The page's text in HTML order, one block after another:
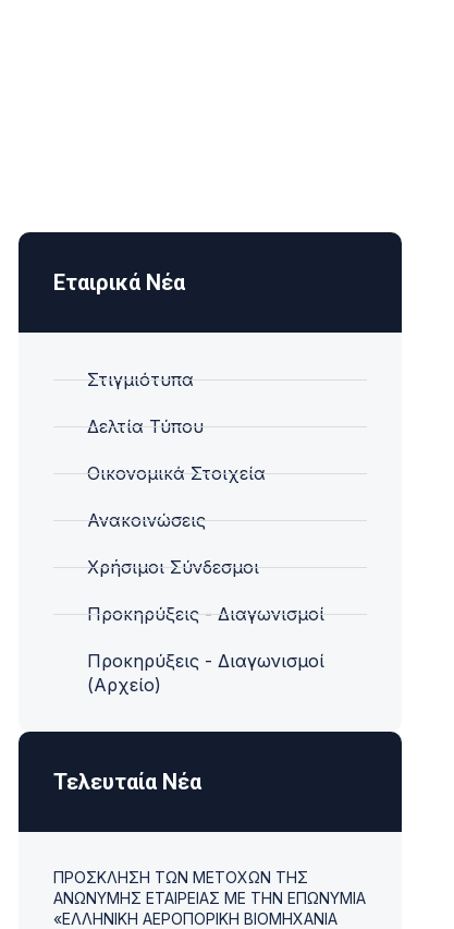
Εταιρικά Νέα
Στιγμιότυπα
Δελτία Τύπου
Οικονομικά Στοιχεία
Ανακοινώσεις
Χρήσιμοι Σύνδεσμοι
Προκηρύξεις - Διαγωνισμοί
Προκηρύξεις - Διαγωνισμοί
(Αρχείο)
Τελευταία Νέα
ΠΡΟΣΚΛΗΣΗ ΤΩΝ ΜΕΤΟΧΩΝ ΤΗΣ
ΑΝΩΝΥΜΗΣ ΕΤΑΙΡΕΙΑΣ ΜΕ ΤΗΝ ΕΠΩΝΥΜΙΑ
«ΕΛΛΗΝΙΚΗ ΑΕΡΟΠΟΡΙΚΗ ΒΙΟΜΗΧΑΝΙΑ